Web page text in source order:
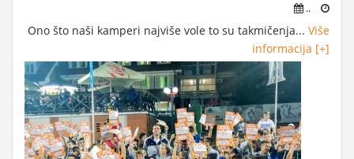
..
Ono što naši kamperi najviše vole to su takmičenja... Više
informacija [+]